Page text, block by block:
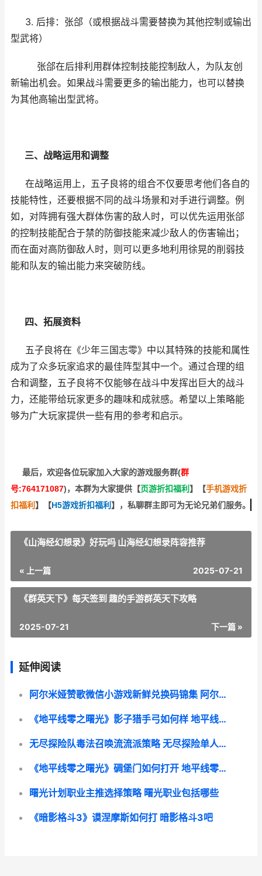
3. 后排：张郃（或根据战斗需要替换为其他控制或输出
型武将）
张郃在后排利用群体控制技能控制敌人，为队友创
新输出机会。如果战斗需要更多的输出能力，也可以替换
为其他高输出型武将。
三、战略运用和调整
在战略运用上，五子良将的组合不仅要思考他们各自的
技能特性，还要根据不同的战斗场景和对手进行调整。例
如，对阵拥有强大群体伤害的敌人时，可以优先运用张郃
的控制技能配合于禁的防御技能来减少敌人的伤害输出；
而在面对高防御敌人时，则可以更多地利用徐晃的削弱技
能和队友的输出能力来突破防线。
四、拓展资料
五子良将在《少年三国志零》中以其特殊的技能和属性
成为了众多玩家追求的最佳阵型其中一个。通过合理的组
合和调整，五子良将不仅能够在战斗中发挥出巨大的战斗
力，还能带给玩家更多的趣味和成就感。希望以上策略能
够为广大玩家提供一些有用的参考和启示。
最后，欢迎各位玩家加入大家的游戏服务群(群
号:764171087)，本群为大家提供【页游折扣福利 】 【手机游戏折
扣福利 】 【H5游戏折扣福利 】 ，私聊群主即可为无论兄弟们服务。
《山海经幻想录》好玩吗 山海经幻想录阵容推荐
« 上一篇 2025-07-21
《群英天下》每天签到 趣的手游群英天下攻略
下一篇 »
2025-07-21
延伸阅读
阿尔米娅赞歌微信小游戏新鲜兑换码锦集 阿尔米娅赞歌微信小游戏
《地平线零之曙光》影子猎手弓如何样 地平线零之曙光优势地点怎么上去
无尽探险队毒法召唤流流派策略 无尽探险单人和组队的区别
《地平线零之曙光》碉堡门如何打开 地平线零之曙光优势地点位置
曙光计划职业主推选择策略 曙光职业包括哪些
《暗影格斗3》谟涅摩斯如何打 暗影格斗3吧